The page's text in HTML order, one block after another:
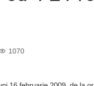
1070